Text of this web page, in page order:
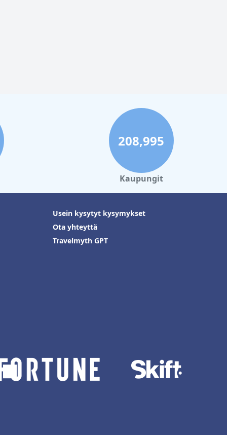
208,995
Kaupungit
Usein kysytyt kysymykset
Ota yhteyttä
Travelmyth GPT